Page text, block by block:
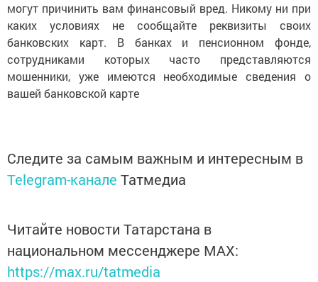
могут причинить вам финансовый вред. Никому ни при
каких условиях не сообщайте реквизиты своих
банковских карт. В банках и пенсионном фонде,
сотрудниками которых часто представляются
мошенники, уже имеются необходимые сведения о
вашей банковской карте
Следите за самым важным и интересным в
Telegram-канале Татмедиа
Читайте новости Татарстана в
национальном мессенджере MАХ:
https://max.ru/tatmedia